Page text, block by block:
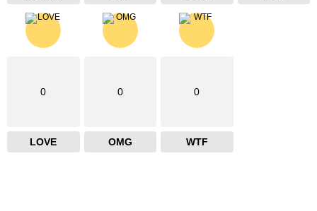
0
LOVE
0
OMG
0
WTF